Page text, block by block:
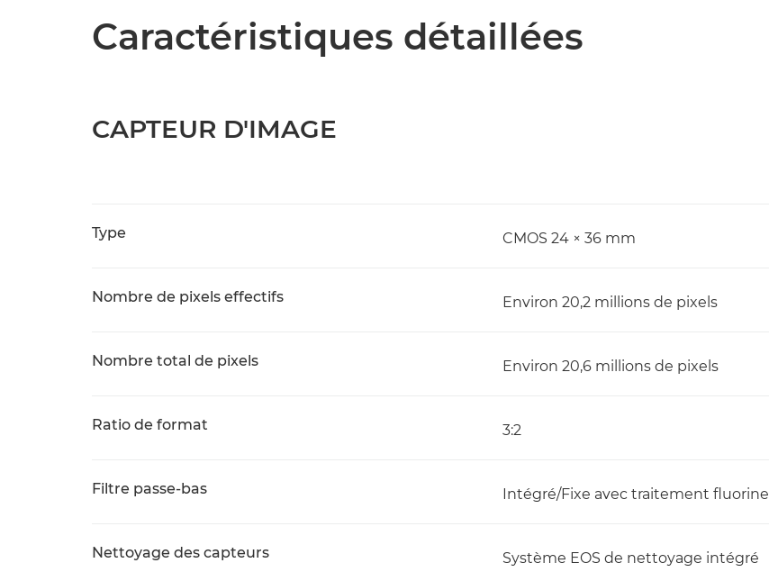
Caractéristiques détaillées
CAPTEUR D'IMAGE
Type CMOS 24 × 36 mm
Nombre de pixels effectifs Environ 20,2 millions de pixels
Nombre total de pixels Environ 20,6 millions de pixels
Ratio de format 3:2
Filtre passe-bas Intégré/Fixe avec traitement fluorine
Nettoyage des capteurs Système EOS de nettoyage intégré